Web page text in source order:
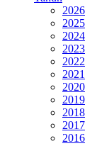
2026
2025
2024
2023
2022
2021
2020
2019
2018
2017
2016